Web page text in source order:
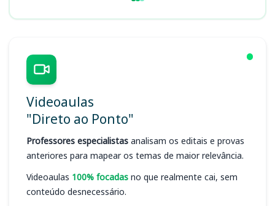
Videoaulas
"Direto ao Ponto"
Professores especialistas analisam os editais e provas
anteriores para mapear os temas de maior relevância.
Videoaulas 100% focadas no que realmente cai, sem
conteúdo desnecessário.